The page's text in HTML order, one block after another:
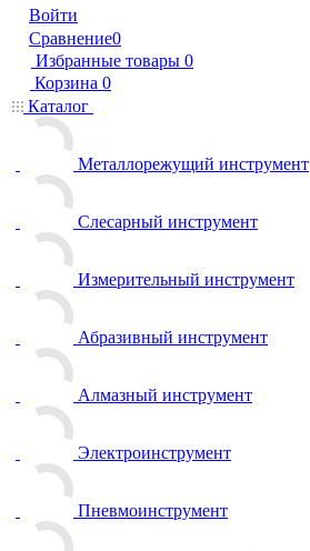
Войти
Сравнение0
Избранные товары 0
Корзина 0
Каталог
Металлорежущий инструмент
Слесарный инструмент
Измерительный инструмент
Абразивный инструмент
Алмазный инструмент
Электроинструмент
Пневмоинструмент